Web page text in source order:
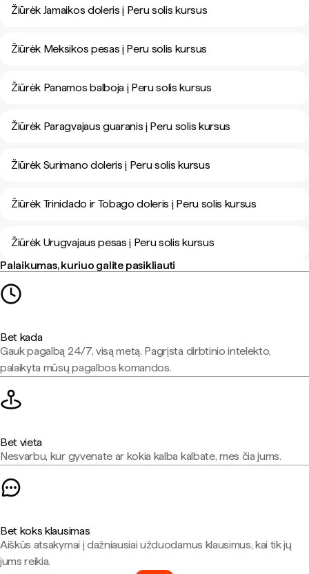
Žiūrėk Jamaikos doleris į Peru solis kursus
Žiūrėk Meksikos pesas į Peru solis kursus
Žiūrėk Panamos balboja į Peru solis kursus
Žiūrėk Paragvajaus guaranis į Peru solis kursus
Žiūrėk Surimano doleris į Peru solis kursus
Žiūrėk Trinidado ir Tobago doleris į Peru solis kursus
Žiūrėk Urugvajaus pesas į Peru solis kursus
Palaikumas, kuriuo galite pasikliauti
Bet kada
Gauk pagalbą 24/7, visą metą. Pagrįsta dirbtinio intelekto,
palaikyta mūsų pagalbos komandos.
Bet vieta
Nesvarbu, kur gyvenate ar kokia kalba kalbate, mes čia jums.
Bet koks klausimas
Aiškūs atsakymai į dažniausiai užduodamus klausimus, kai tik jų
jums reikia.